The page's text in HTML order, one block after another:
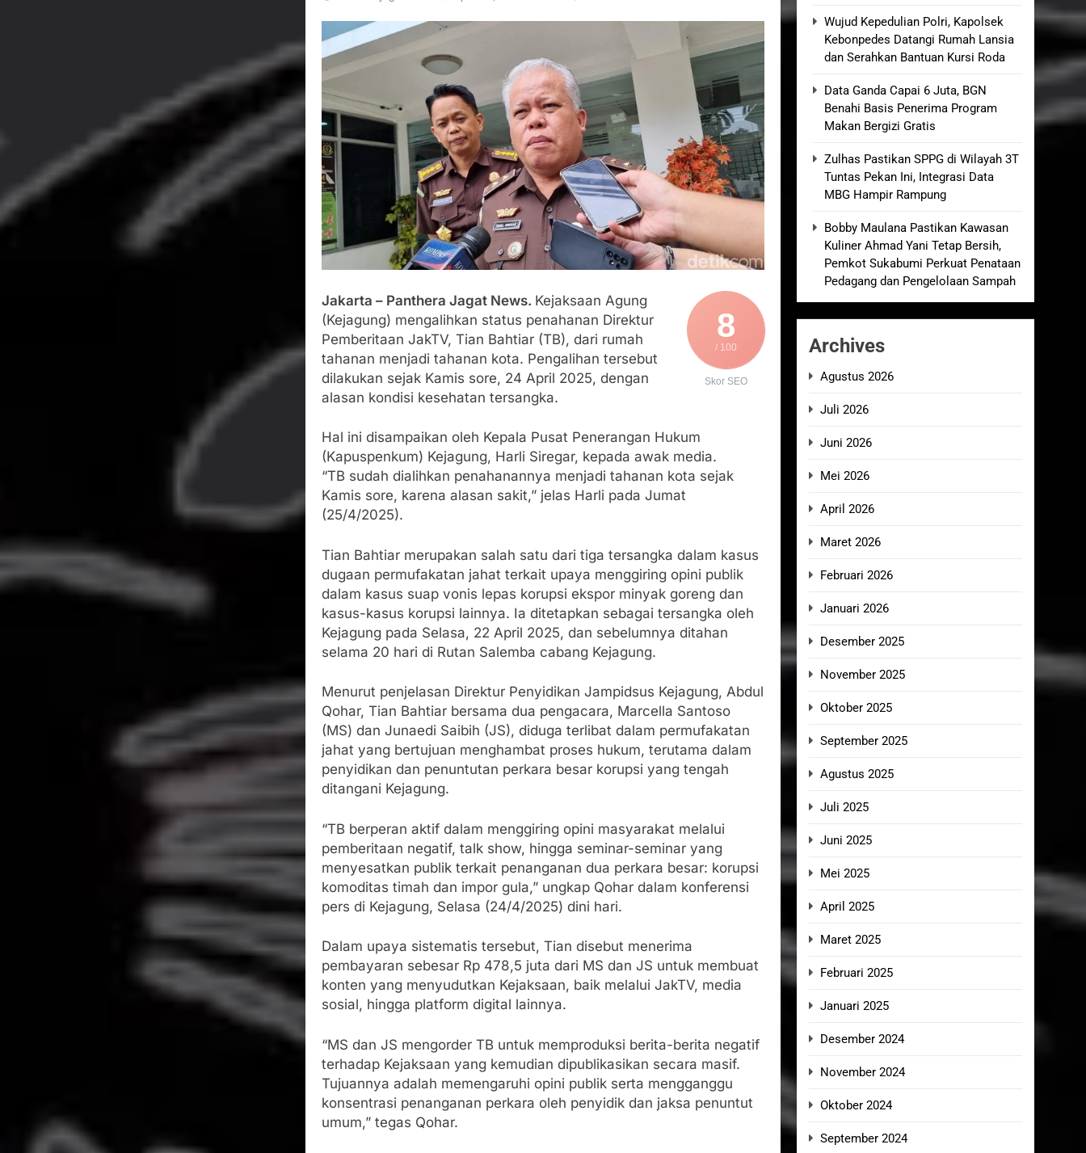
Wujud Kepedulian Polri, Kapolresta Sumenep Koordinasikan dan Berangkatkan Empat Korban Kebakaran KMP Mutiara
Sentosa 2 ke Posko Pusat Tg. Perak Surabaya
Agustus 5, 2026
SMA Negeri Nyalindung Sukabumi Diduga Lakukan Pungutan melalui Komite Sekolah, Disorot karena Dinilai
Bertentangan dengan Edaran Disdik Jabar
Agustus 4, 2026
Ketua Umum FSP Maritim Indonesia Bantah Isu Mogok Nasional TKBM: “Belum Ada Keputusan Resmi”
Agustus 3, 2026
Menjalin Harmoni di Tanah Sukaresmi: Kala Mina Padi, P2L, dan Gotong Royong Menggerakkan Ekonomi Desa
Agustus 3, 2026
8
/ 100
Skor SEO
Jakarta – Panthera Jagat News. Kejaksaan Agung
(Kejagung) mengalihkan status penahanan Direktur
Pemberitaan JakTV, Tian Bahtiar (TB), dari rumah
tahanan menjadi tahanan kota. Pengalihan tersebut
dilakukan sejak Kamis sore, 24 April 2025, dengan
alasan kondisi kesehatan tersangka.
Hal ini disampaikan oleh Kepala Pusat Penerangan Hukum
(Kapuspenkum) Kejagung, Harli Siregar, kepada awak media.
“TB sudah dialihkan penahanannya menjadi tahanan kota sejak
Kamis sore, karena alasan sakit,” jelas Harli pada Jumat
(25/4/2025).
Tian Bahtiar merupakan salah satu dari tiga tersangka dalam kasus
dugaan permufakatan jahat terkait upaya menggiring opini publik
dalam kasus suap vonis lepas korupsi ekspor minyak goreng dan
kasus-kasus korupsi lainnya. Ia ditetapkan sebagai tersangka oleh
Kejagung pada Selasa, 22 April 2025, dan sebelumnya ditahan
selama 20 hari di Rutan Salemba cabang Kejagung.
Menurut penjelasan Direktur Penyidikan Jampidsus Kejagung, Abdul
Qohar, Tian Bahtiar bersama dua pengacara, Marcella Santoso
(MS) dan Junaedi Saibih (JS), diduga terlibat dalam permufakatan
jahat yang bertujuan menghambat proses hukum, terutama dalam
penyidikan dan penuntutan perkara besar korupsi yang tengah
ditangani Kejagung.
“TB berperan aktif dalam menggiring opini masyarakat melalui
pemberitaan negatif, talk show, hingga seminar-seminar yang
menyesatkan publik terkait penanganan dua perkara besar: korupsi
komoditas timah dan impor gula,” ungkap Qohar dalam konferensi
pers di Kejagung, Selasa (24/4/2025) dini hari.
Dalam upaya sistematis tersebut, Tian disebut menerima
pembayaran sebesar Rp 478,5 juta dari MS dan JS untuk membuat
konten yang menyudutkan Kejaksaan, baik melalui JakTV, media
sosial, hingga platform digital lainnya.
“MS dan JS mengorder TB untuk memproduksi berita-berita negatif
terhadap Kejaksaan yang kemudian dipublikasikan secara masif.
Tujuannya adalah memengaruhi opini publik serta mengganggu
konsentrasi penanganan perkara oleh penyidik dan jaksa penuntut
umum,” tegas Qohar.
Wujud Kepedulian Polri, Kapolsek
Kebonpedes Datangi Rumah Lansia
dan Serahkan Bantuan Kursi Roda
Data Ganda Capai 6 Juta, BGN
Benahi Basis Penerima Program
Makan Bergizi Gratis
Zulhas Pastikan SPPG di Wilayah 3T
Tuntas Pekan Ini, Integrasi Data
MBG Hampir Rampung
Bobby Maulana Pastikan Kawasan
Kuliner Ahmad Yani Tetap Bersih,
Pemkot Sukabumi Perkuat Penataan
Pedagang dan Pengelolaan Sampah
Archives
Agustus 2026
Juli 2026
Juni 2026
Mei 2026
April 2026
Maret 2026
Februari 2026
Januari 2026
Desember 2025
November 2025
Oktober 2025
September 2025
Agustus 2025
Juli 2025
Juni 2025
Mei 2025
April 2025
Maret 2025
Februari 2025
Januari 2025
Desember 2024
November 2024
Oktober 2024
September 2024